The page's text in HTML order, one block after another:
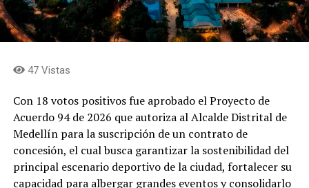
47 Vistas
Con 18 votos positivos fue aprobado el Proyecto de
Acuerdo 94 de 2026 que autoriza al Alcalde Distrital de
Medellín para la suscripción de un contrato de
concesión, el cual busca garantizar la sostenibilidad del
principal escenario deportivo de la ciudad, fortalecer su
capacidad para albergar grandes eventos y consolidarlo